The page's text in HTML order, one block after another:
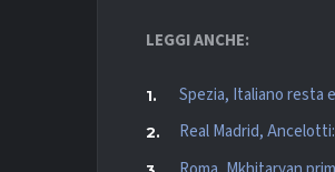
LEGGI ANCHE:
Spezia, Italiano resta
Real Madrid,